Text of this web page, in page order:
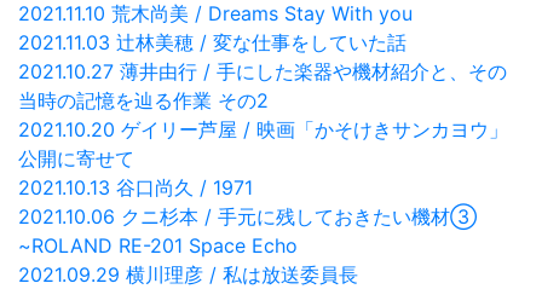
2021.11.10 荒木尚美 / Dreams Stay With you
2021.11.03 辻林美穂 / 変な仕事をしていた話
2021.10.27 薄井由行 / 手にした楽器や機材紹介と、その
当時の記憶を辿る作業 その2
2021.10.20 ゲイリー芦屋 / 映画「かそけきサンカヨウ」
公開に寄せて
2021.10.13 谷口尚久 / 1971
2021.10.06 クニ杉本 / 手元に残しておきたい機材③
~ROLAND RE-201 Space Echo
2021.09.29 横川理彦 / 私は放送委員長